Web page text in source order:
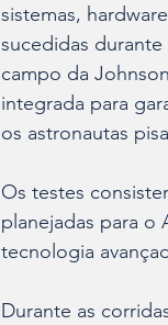
sistemas,
sucedidas
campo da
integrada para
os astronautas
Os testes
planejadas para o
tecnologia
Durante as